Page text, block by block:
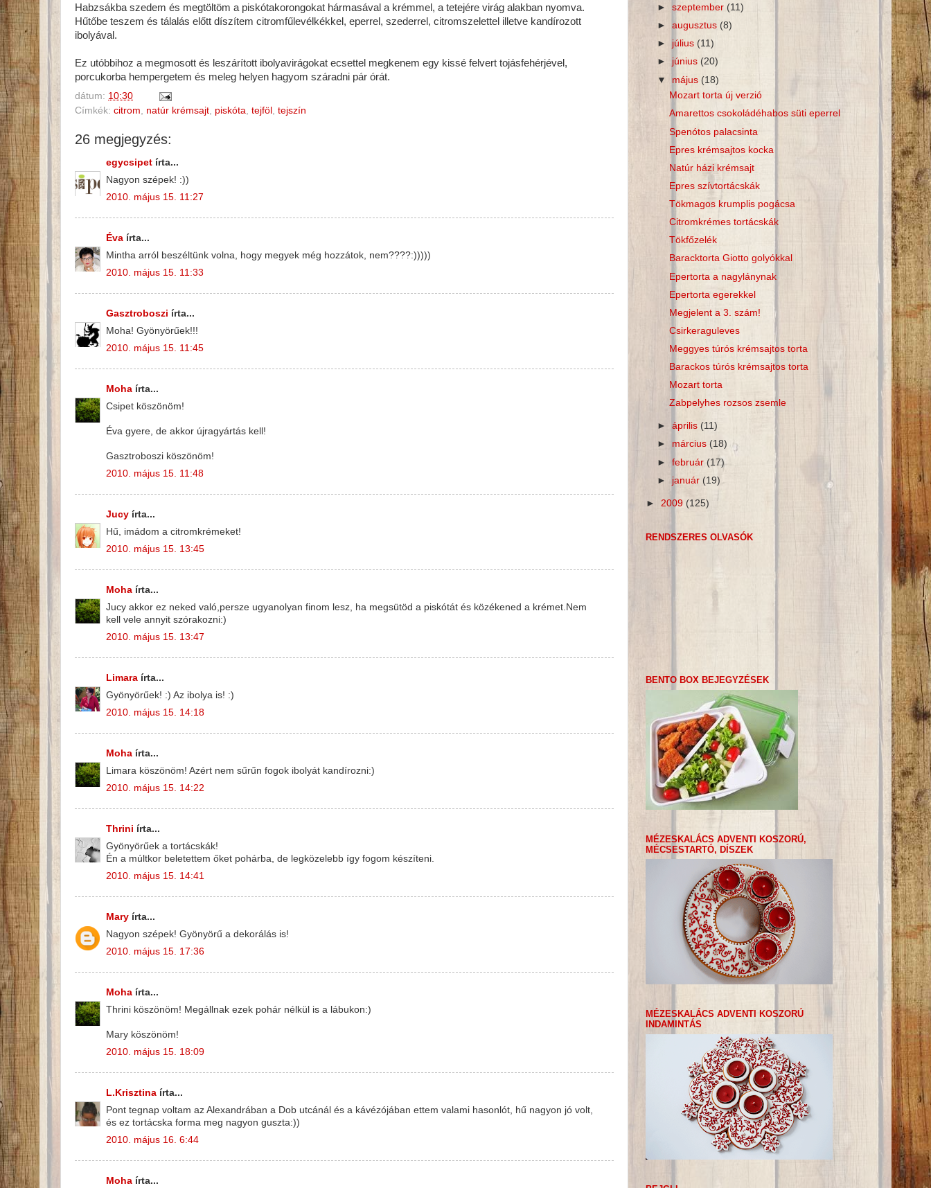
Habzsákba szedem és megtöltöm a piskótakorongokat hármasával a krémmel, a tetejére virág alakban nyomva.
Hűtőbe teszem és tálalás előtt díszítem citromfűlevélkékkel, eperrel, szederrel, citromszelettel illetve kandírozott
ibolyával.
Ez utóbbihoz a megmosott és leszárított ibolyavirágokat ecsettel megkenem egy kissé felvert tojásfehérjével,
porcukorba hempergetem és meleg helyen hagyom száradni pár órát.
dátum: 10:30
Címkék: citrom natúr krémsajt piskóta tejföl tejszín
26 megjegyzés:
egycsipet írta...
Nagyon szépek! :))
2010. május 15. 11:27
Éva írta...
Mintha arról beszéltünk volna, hogy megyek még hozzátok, nem????:)))))
2010. május 15. 11:33
Gasztroboszi írta...
Moha! Gyönyörűek!!!
2010. május 15. 11:45
Moha írta...
Csipet köszönöm!
Éva gyere, de akkor újragyártás kell!
Gasztroboszi köszönöm!
2010. május 15. 11:48
Jucy írta...
Hű, imádom a citromkrémeket!
2010. május 15. 13:45
Moha írta...
Jucy akkor ez neked való,persze ugyanolyan finom lesz, ha megsütöd a piskótát és közékened a krémet.Nem
kell vele annyit szórakozni:)
2010. május 15. 13:47
Limara írta...
Gyönyörűek! :) Az ibolya is! :)
2010. május 15. 14:18
Moha írta...
Limara köszönöm! Azért nem sűrűn fogok ibolyát kandírozni:)
2010. május 15. 14:22
Thrini írta...
Gyönyörűek a tortácskák!
Én a múltkor beletettem őket pohárba, de legközelebb így fogom készíteni.
2010. május 15. 14:41
Mary írta...
Nagyon szépek! Gyönyörű a dekorálás is!
2010. május 15. 17:36
Moha írta...
Thrini köszönöm! Megállnak ezek pohár nélkül is a lábukon:)
Mary köszönöm!
2010. május 15. 18:09
L.Krisztina írta...
Pont tegnap voltam az Alexandrában a Dob utcánál és a kávézójában ettem valami hasonlót, hű nagyon jó volt,
és ez tortácska forma meg nagyon guszta:))
2010. május 16. 6:44
Moha írta...
►szeptember(11)
►augusztus (8)
► július(11)
► június(20)
▼ május (18)
Mozart torta új verzió
Amarettos csokoládéhabos süti eperrel
Spenótos palacsinta
Epres krémsajtos kocka
Natúr házi krémsajt
Epres szívtortácskák
Tökmagos krumplis pogácsa
Citromkrémes tortácskák
Tökfőzelék
Baracktorta Giotto golyókkal
Epertorta a nagylánynak
Epertorta egerekkel
Megjelent a 3. szám!
Csirkeraguleves
Meggyes túrós krémsajtos torta
Barackos túrós krémsajtos torta
Mozart torta
Zabpelyhes rozsos zsemle
►április (11)
► március(18)
►február(17)
► január (19)
► 2009 (125)
RENDSZERES OLVASÓK
BENTO BOX BEJEGYZÉSEK
MÉZESKALÁCS ADVENTI KOSZORÚ,
MÉCSESTARTÓ, DÍSZEK
MÉZESKALÁCS ADVENTI KOSZORÚ
INDAMINTÁS